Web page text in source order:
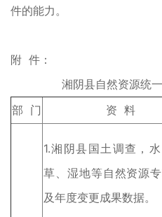
件的能力。
附 件：
湘阴县自然资源统一
部 门
资 料
1.湘阴县国土调查，水
草、湿地等自然资源
及年度变更成果数据。